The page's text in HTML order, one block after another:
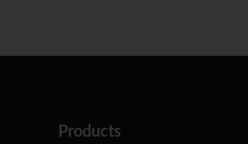
Products